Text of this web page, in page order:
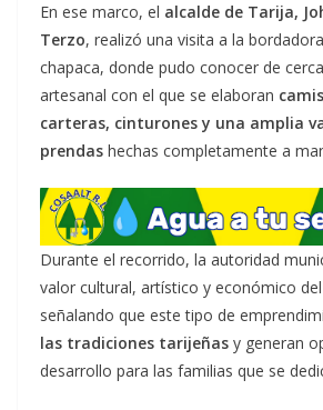
En ese marco, el alcalde de Tarija,
Terzo, realizó una visita a la
chapaca, donde pudo conocer de
artesanal con el que se elaboran
carteras, cinturones y una amplia
prendas hechas completamente a
Durante el recorrido, la autoridad
valor cultural, artístico y económico
señalando que este tipo de
las tradiciones tarijeñas y generan
desarrollo para las familias que se